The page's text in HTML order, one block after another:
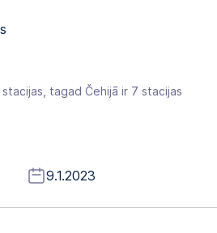
tagad Čehijā ir 7 stacijas
9.1.2023